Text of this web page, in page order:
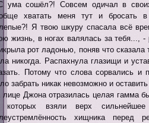
ума сошёл?! Совсем одичал в
хватать меня тут и бросать
Я твою шкуру спасала всё
жизнь, в ногах валялась за тебя..., -
рот ладонью, поняв что сказала
никогда. Распахнула глазищи и
Потому что слова сорвались и
забрать никак невозможно и
лице Джона отразилась целая гамма
которых взяли верх
хищника перед